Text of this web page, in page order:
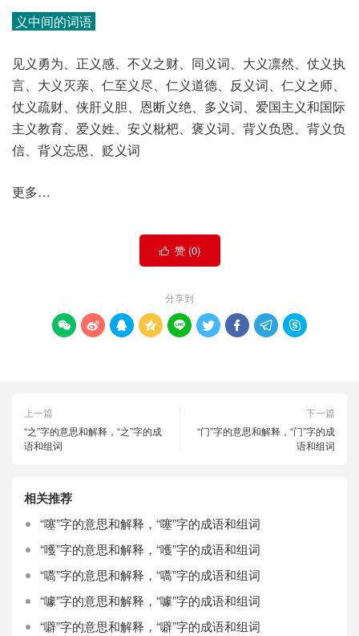
义中间的词语
见义勇为、正义感、不义之财、同义词、大义凛然、仗义执
言、大义灭亲、仁至义尽、仁义道德、反义词、仁义之师、
仗义疏财、侠肝义胆、恩断义绝、多义词、爱国主义和国际
主义教育、爱义姓、安义枇杷、褒义词、背义负恩、背义负
信、背义忘恩、贬义词
更多…
 赞 (0)
分享到
        
上一篇
“之”字的意思和解释，“之”字的成
语和组词
下一篇
“门”字的意思和解释，“门”字的成
语和组词
相关推荐
“噻”字的意思和解释，“噻”字的成语和组词
“嚄”字的意思和解释，“嚄”字的成语和组词
“嚆”字的意思和解释，“嚆”字的成语和组词
“噱”字的意思和解释，“噱”字的成语和组词
“噼”字的意思和解释，“噼”字的成语和组词